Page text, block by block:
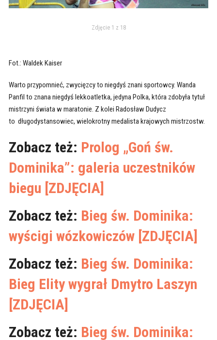
Zdjęcie 1 z 18
Fot.: Waldek Kaiser
Warto przypomnieć, zwycięzcy to niegdyś znani sportowcy. Wanda
Panfil to znana niegdyś lekkoatletka, jedyna Polka, która zdobyła tytuł
mistrzyni świata w maratonie. Z kolei Radosław Dudycz
to długodystansowiec, wielokrotny medalista krajowych mistrzostw.
Zobacz też: Prolog „Goń św.
Dominika”: galeria uczestników
biegu [ZDJĘCIA]
Zobacz też: Bieg św. Dominika:
wyścigi wózkowiczów [ZDJĘCIA]
Zobacz też: Bieg św. Dominika:
Bieg Elity wygrał Dmytro Laszyn
[ZDJĘCIA]
Zobacz też: Bieg św. Dominika: